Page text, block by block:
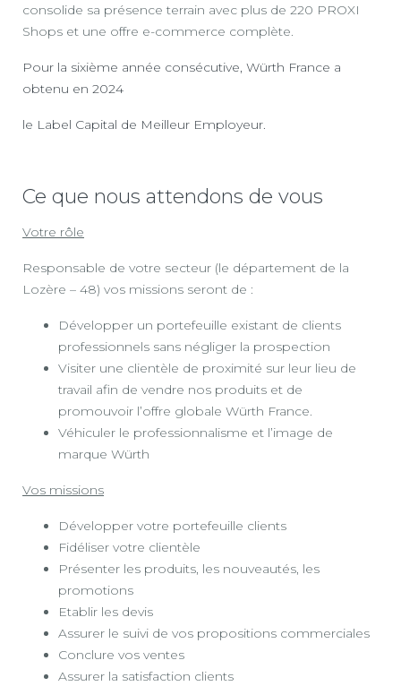
consolide sa présence terrain avec plus de 220 PROXI
Shops et une offre e-commerce complète.
Pour la sixième année consécutive, Würth France a
obtenu en 2024
le Label Capital de Meilleur Employeur.
Ce que nous attendons de vous
Votre rôle
Responsable de votre secteur (le département de la
Lozère – 48) vos missions seront de :
Développer un portefeuille existant de clients
professionnels sans négliger la prospection
Visiter une clientèle de proximité sur leur lieu de
travail afin de vendre nos produits et de
promouvoir l’offre globale Würth France.
Véhiculer le professionnalisme et l’image de
marque Würth
Vos missions
Développer votre portefeuille clients
Fidéliser votre clientèle
Présenter les produits, les nouveautés, les
promotions
Etablir les devis
Assurer le suivi de vos propositions commerciales
Conclure vos ventes
Assurer la satisfaction clients